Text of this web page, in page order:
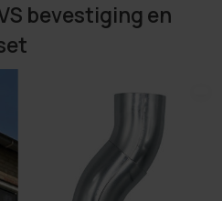
bevestiging en